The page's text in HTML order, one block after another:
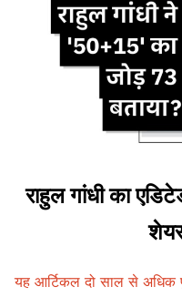
राहुल गांधी का
यह आर्टिकल दो साल से अधिक